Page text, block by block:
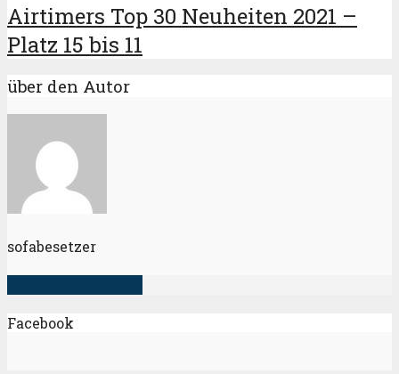
Airtimers Top 30 Neuheiten 2021 –
Platz 15 bis 11
über den Autor
sofabesetzer
Facebook